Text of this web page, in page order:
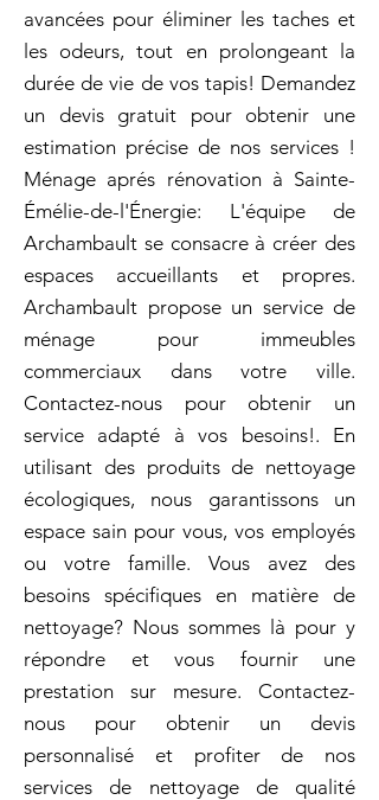
avancées pour éliminer les taches et
les odeurs, tout en prolongeant la
durée de vie de vos tapis! Demandez
un devis gratuit pour obtenir une
estimation précise de nos services !
Ménage aprés rénovation à Sainte-
Émélie-de-l'Énergie: L'équipe de
Archambault se consacre à créer des
espaces accueillants et propres.
Archambault propose un service de
ménage pour immeubles
commerciaux dans votre ville.
Contactez-nous pour obtenir un
service adapté à vos besoins!. En
utilisant des produits de nettoyage
écologiques, nous garantissons un
espace sain pour vous, vos employés
ou votre famille. Vous avez des
besoins spécifiques en matière de
nettoyage? Nous sommes là pour y
répondre et vous fournir une
prestation sur mesure. Contactez-
nous pour obtenir un devis
personnalisé et profiter de nos
services de nettoyage de qualité